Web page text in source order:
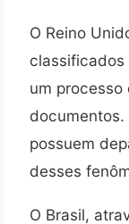
O Reino
classificados
um
documentos.
possuem
desses
O Brasil,